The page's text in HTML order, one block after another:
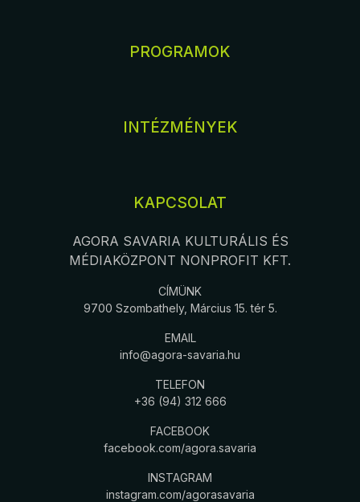
PROGRAMOK
INTÉZMÉNYEK
KAPCSOLAT
AGORA SAVARIA KULTURÁLIS ÉS
MÉDIAKÖZPONT NONPROFIT KFT.
CÍMÜNK
9700 Szombathely, Március 15. tér 5.
EMAIL
info@agora-savaria.hu
TELEFON
+36 (94) 312 666
FACEBOOK
facebook.com/agora.savaria
INSTAGRAM
instagram.com/agorasavaria